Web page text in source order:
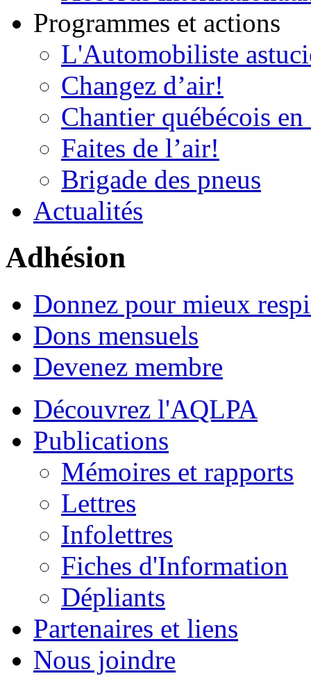
Programmes et actions
L'Automobiliste
Changez d’air!
Chantier québécois
Faites de l’air!
Brigade des pneus
Actualités
Adhésion
Donnez pour mieux
Dons mensuels
Devenez membre
Découvrez l'AQLPA
Publications
Mémoires et rapports
Lettres
Infolettres
Fiches d'Information
Dépliants
Partenaires et liens
Nous joindre